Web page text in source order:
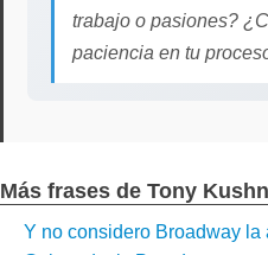
trabajo o pasiones?
paciencia en tu
Más frases de Tony
Y no considero Broadway la